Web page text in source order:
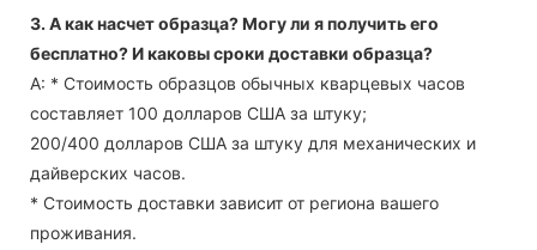
3. А как насчет образца? Могу ли я получить его
бесплатно? И каковы сроки доставки образца?
А: * Стоимость образцов обычных кварцевых часов
составляет 100 долларов США за штуку;
200/400 долларов США за штуку для механических и
дайверских часов.
* Стоимость доставки зависит от региона вашего
проживания.